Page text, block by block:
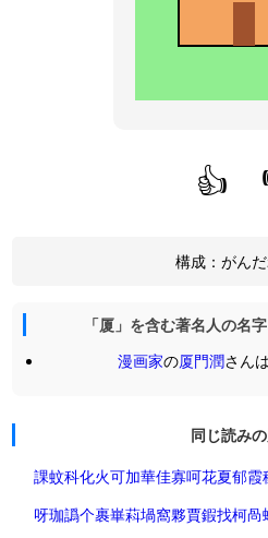
👍
構成：がん
「厦」を含む著名人の名
漫画家の厦門潤さん
同じ読み
課蚊科化火可加華佳寡呵花夏郁霞
呀珈譌个裹崋萪堝窩夥賈鍜找柯咼